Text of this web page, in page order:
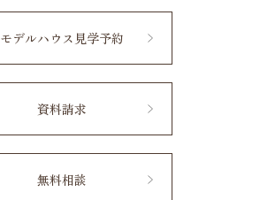
モデルハウス見学予約
資料請求
無料相談